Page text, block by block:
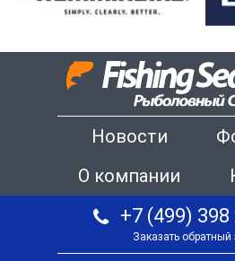
Новости
О компании
+7 (499) 398
Заказать обратный